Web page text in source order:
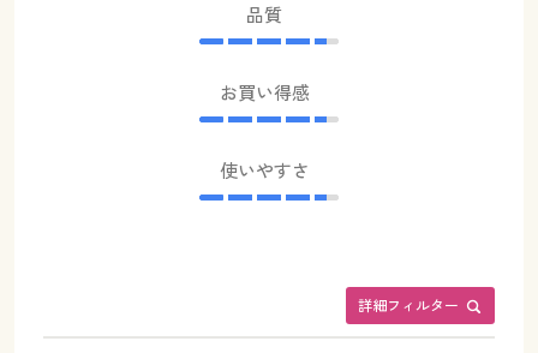
品質
お買い得感
使いやすさ
詳細フィルター